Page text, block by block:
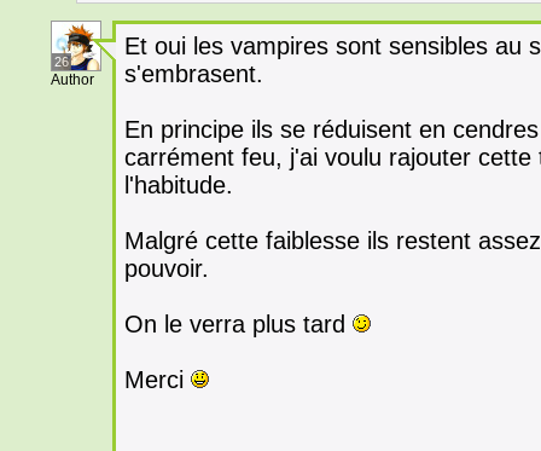
26
Author
Et oui les vampires sont sensibles au
s'embrasent.
En principe ils se réduisent en
carrément feu, j'ai voulu rajouter
l'habitude.
Malgré cette faiblesse ils restent
pouvoir.
On le verra plus tard
Merci